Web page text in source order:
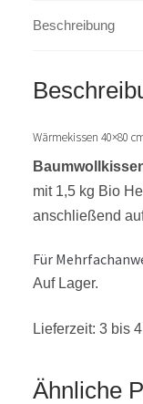
Menge
Beschreibung
Wärmekissen 40×80
mit 1,5 kg Bio
anschließend
Für
Auf Lager.
Lieferzeit: 3 bis
Ähnliche